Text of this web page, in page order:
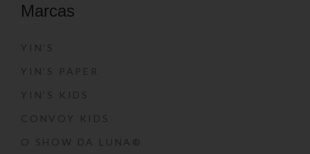
Marcas
YIN’S
YIN’S PAPER
YIN’S KIDS
CONVOY KIDS
O SHOW DA LUNA®